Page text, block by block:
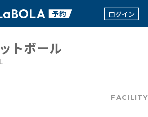
ログイン
トボール
FACILITY